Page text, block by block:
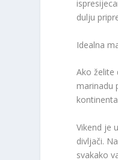
dulju
Idealna
Ako želite
marinadu
Vikend je
divljači.
svakako